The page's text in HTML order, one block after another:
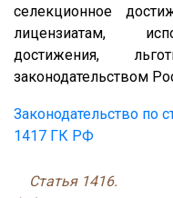
селекционное
лицензиатам,
достижения,
законодательством
Законодательство по
1417 ГК РФ
Статья 1416.